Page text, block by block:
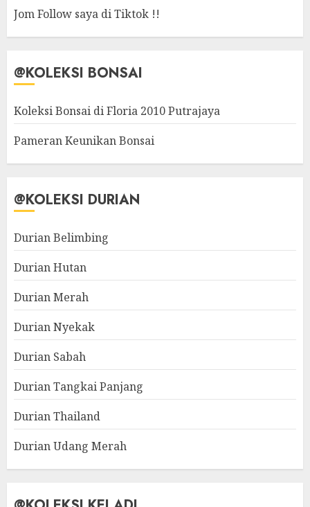
Jom Follow saya di Tiktok !!
@KOLEKSI BONSAI
Koleksi Bonsai di Floria 2010 Putrajaya
Pameran Keunikan Bonsai
@KOLEKSI DURIAN
Durian Belimbing
Durian Hutan
Durian Merah
Durian Nyekak
Durian Sabah
Durian Tangkai Panjang
Durian Thailand
Durian Udang Merah